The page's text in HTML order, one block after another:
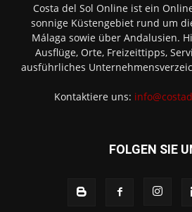
Costa del Sol Online ist ein
sonnige Küstengebiet rund um
Málaga sowie über Andalusien.
Ausflüge, Orte, Freizeittipps,
ausführliches
Kontaktiere uns:
FOLGEN SIE